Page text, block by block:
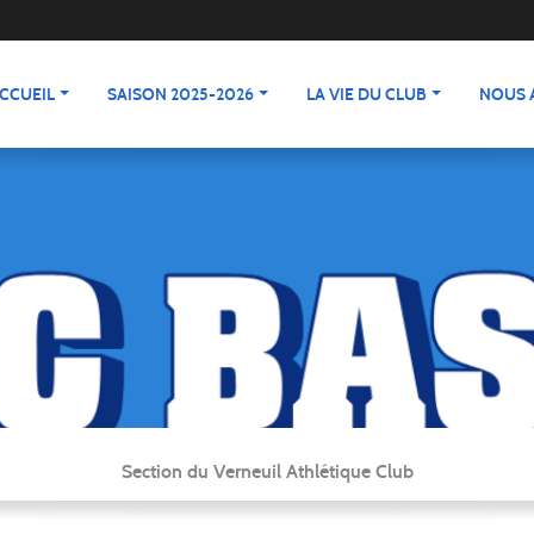
SAISON 2025-2026 LA VIE DU CLUB NOUS
Section du Verneuil Athlétique Club